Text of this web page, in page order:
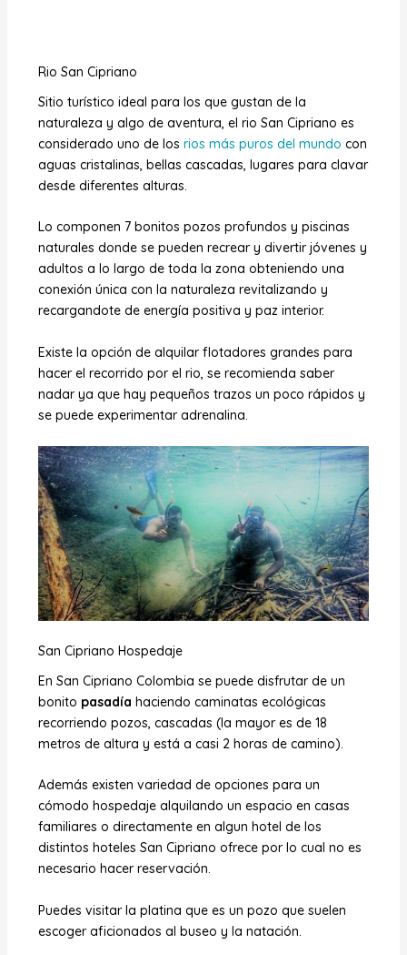
Rio San Cipriano
Sitio turístico ideal para los que gustan de la
naturaleza y algo de aventura, el rio San Cipriano es
considerado uno de los rios más puros del mundo con
aguas cristalinas, bellas cascadas, lugares para clavar
desde diferentes alturas.
Lo componen 7 bonitos pozos profundos y piscinas
naturales donde se pueden recrear y divertir jóvenes y
adultos a lo largo de toda la zona obteniendo una
conexión única con la naturaleza revitalizando y
recargandote de energía positiva y paz interior.
Existe la opción de alquilar flotadores grandes para
hacer el recorrido por el rio, se recomienda saber
nadar ya que hay pequeños trazos un poco rápidos y
se puede experimentar adrenalina.
San Cipriano Hospedaje
En San Cipriano Colombia se puede disfrutar de un
bonito pasadía haciendo caminatas ecológicas
recorriendo pozos, cascadas (la mayor es de 18
metros de altura y está a casi 2 horas de camino).
Además existen variedad de opciones para un
cómodo hospedaje alquilando un espacio en casas
familiares o directamente en algun hotel de los
distintos hoteles San Cipriano ofrece por lo cual no es
necesario hacer reservación.
Puedes visitar la platina que es un pozo que suelen
escoger aficionados al buseo y la natación.